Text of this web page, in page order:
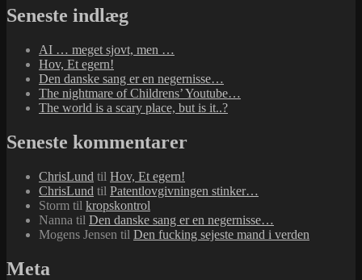
Seneste indlæg
AI … meget sjovt, men …
Hov, Et egern!
Den danske sang er en negernisse…
The nightmare of Childrens’ Youtube…
The world is a scary place, but is it..?
Seneste kommentarer
ChrisLund til Hov, Et egern!
ChrisLund til Patentlovgivningen stinker…
Storm til kropskontrol
Nanna til Den danske sang er en negernisse…
Mogens Jensen til Den fucking sejeste mand i verden
Meta